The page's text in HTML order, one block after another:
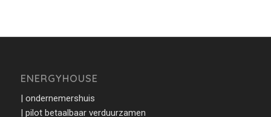
ENERGYHOUSE
| ondernemershuis
| pilot betaalbaar verduurzamen